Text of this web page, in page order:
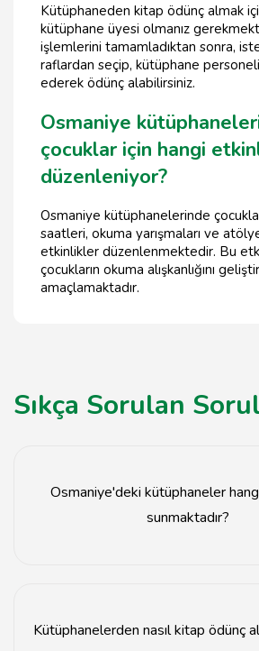
Kütüphaneden kitap ödünç almak
kütüphane üyesi olmanız
işlemlerini tamamladıktan sonra,
raflardan seçip, kütüphane
ederek ödünç alabilirsiniz.
Osmaniye
çocuklar için hangi
düzenleniyor?
Osmaniye kütüphanelerinde
saatleri, okuma yarışmaları ve
etkinlikler düzenlenmektedir. Bu
çocukların okuma alışkanlığını
amaçlamaktadır.
Sıkça Sorulan
Osmaniye'deki kütüphaneler
sunmaktadır?
Kütüphanelerden nasıl kitap ödünç